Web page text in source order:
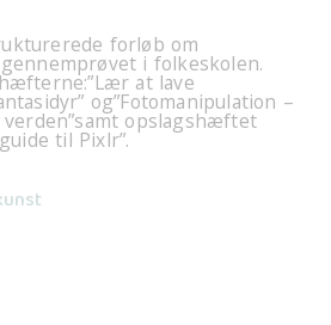
forløb om
i folkeskolen.
at lave
og”Fotomanipulation –
opslagshæftet
til Pixlr”.